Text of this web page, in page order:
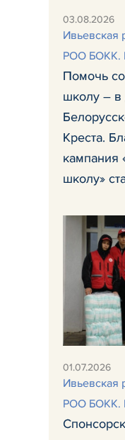
03.08.2026
Ивьевская
РОО БОКК.
Помочь
школу – в
Креста.
кампания
школу»
01.07.2026
Ивьевская
РОО БОКК.